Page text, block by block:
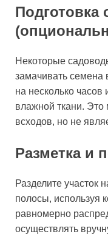
Подготовка
Некоторые
замачивать семена
на несколько
влажной ткани. Это
всходов, но не
Разметка и
Разделите участок
полосы, используя
равномерно
осуществлять